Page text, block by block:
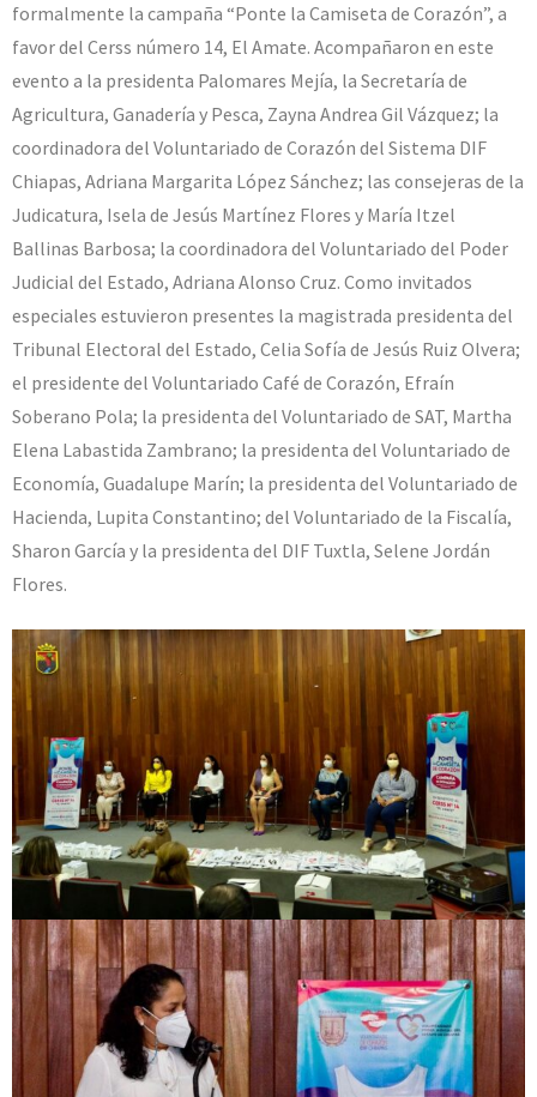
formalmente la campaña “Ponte la Camiseta de Corazón”, a
favor del Cerss número 14, El Amate. Acompañaron en este
evento a la presidenta Palomares Mejía, la Secretaría de
Agricultura, Ganadería y Pesca, Zayna Andrea Gil Vázquez; la
coordinadora del Voluntariado de Corazón del Sistema DIF
Chiapas, Adriana Margarita López Sánchez; las consejeras de la
Judicatura, Isela de Jesús Martínez Flores y María Itzel
Ballinas Barbosa; la coordinadora del Voluntariado del Poder
Judicial del Estado, Adriana Alonso Cruz. Como invitados
especiales estuvieron presentes la magistrada presidenta del
Tribunal Electoral del Estado, Celia Sofía de Jesús Ruiz Olvera;
el presidente del Voluntariado Café de Corazón, Efraín
Soberano Pola; la presidenta del Voluntariado de SAT, Martha
Elena Labastida Zambrano; la presidenta del Voluntariado de
Economía, Guadalupe Marín; la presidenta del Voluntariado de
Hacienda, Lupita Constantino; del Voluntariado de la Fiscalía,
Sharon García y la presidenta del DIF Tuxtla, Selene Jordán
Flores.